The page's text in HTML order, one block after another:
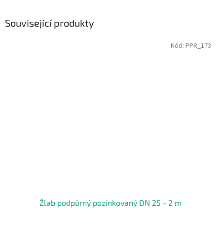
Související produkty
Žlab podpůrný pozinkovaný DN 25 - 2 m
Kód: PPR_173